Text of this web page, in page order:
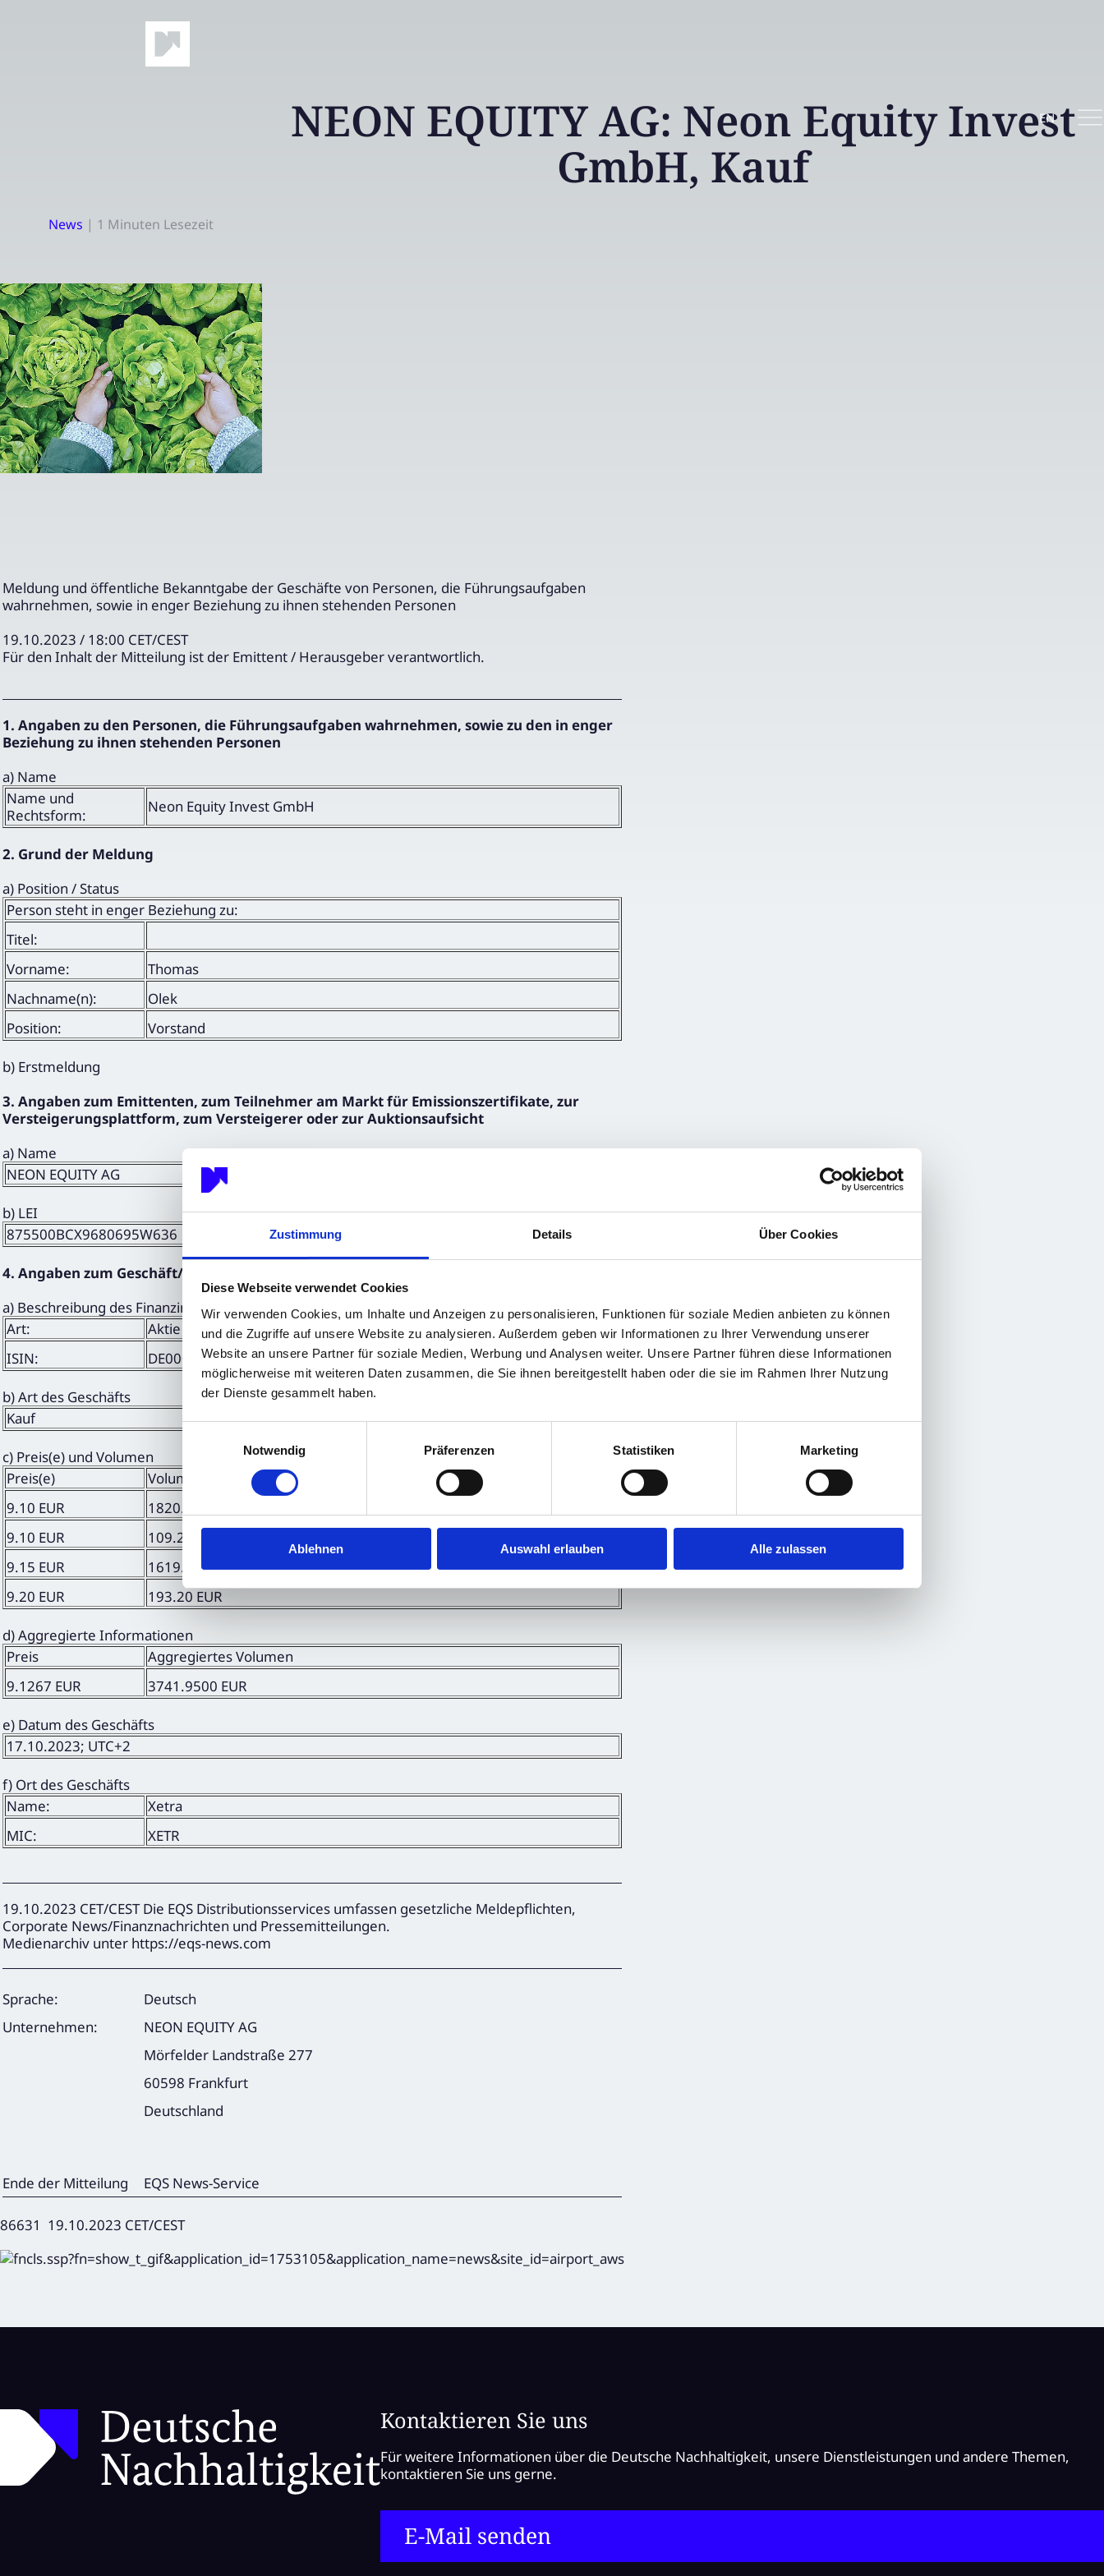
Zustimmung Details Über Cookies
Diese Webseite verwendet Cookies
Wir verwenden Cookies, um Inhalte und Anzeigen zu personalisieren, Funktionen für soziale Medien anbieten zu können
und die Zugriffe auf unsere Website zu analysieren. Außerdem geben wir Informationen zu Ihrer Verwendung unserer
Website an unsere Partner für soziale Medien, Werbung und Analysen weiter. Unsere Partner führen diese Informationen
möglicherweise mit weiteren Daten zusammen, die Sie ihnen bereitgestellt haben oder die sie im Rahmen Ihrer Nutzung
der Dienste gesammelt haben.
Einwilligungsauswahl
Notwendig
Präferenzen Statistiken Marketing
Ablehnen Auswahl erlauben Alle zulassen
EN
NEON EQUITY AG: Neon Equity Invest
GmbH, Kauf
News | 1 Minuten Lesezeit
Meldung und öffentliche Bekanntgabe der Geschäfte von Personen, die Führungsaufgaben
wahrnehmen, sowie in enger Beziehung zu ihnen stehenden Personen
19.10.2023 / 18:00 CET/CEST
Für den Inhalt der Mitteilung ist der Emittent / Herausgeber verantwortlich.
1. Angaben zu den Personen, die Führungsaufgaben wahrnehmen, sowie zu den in enger
Beziehung zu ihnen stehenden Personen
a) Name
Name und
Rechtsform:
Neon Equity Invest GmbH
2. Grund der Meldung
a) Position / Status
Person steht in enger Beziehung zu:
Titel:
Vorname:
Thomas
Nachname(n):
Olek
Position:
Vorstand
b) Erstmeldung
3. Angaben zum Emittenten, zum Teilnehmer am Markt für Emissionszertifikate, zur
Versteigerungsplattform, zum Versteigerer oder zur Auktionsaufsicht
a) Name
NEON EQUITY AG
b) LEI
875500BCX9680695W636
4. Angaben zum Geschäft/zu den Geschäften
a) Beschreibung des Finanzinstruments, Art des Instruments, Kennung
Art:
Aktie
ISIN:
DE000A3DW408
b) Art des Geschäfts
Kauf
c) Preis(e) und Volumen
Preis(e)
Volumen
9.10 EUR
1820.00 EUR
9.10 EUR
109.20 EUR
9.15 EUR
1619.55 EUR
9.20 EUR
193.20 EUR
d) Aggregierte Informationen
Preis
Aggregiertes Volumen
9.1267 EUR
3741.9500 EUR
e) Datum des Geschäfts
17.10.2023; UTC+2
f) Ort des Geschäfts
Name:
Xetra
MIC:
XETR
19.10.2023 CET/CEST Die EQS Distributionsservices umfassen gesetzliche Meldepflichten,
Corporate News/Finanznachrichten und Pressemitteilungen.
Medienarchiv unter https://eqs-news.com
Sprache:
Deutsch
Unternehmen:
NEON EQUITY AG
Mörfelder Landstraße 277
60598 Frankfurt
Deutschland
Ende der Mitteilung EQS News-Service
86631 19.10.2023 CET/CEST
Kontaktieren Sie uns
Für weitere Informationen über die Deutsche Nachhaltigkeit, unsere Dienstleistungen und andere Themen,
kontaktieren Sie uns gerne.
E-Mail senden